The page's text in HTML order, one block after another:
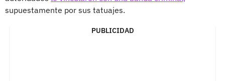
supuestamente por sus tatuajes.
PUBLICIDAD